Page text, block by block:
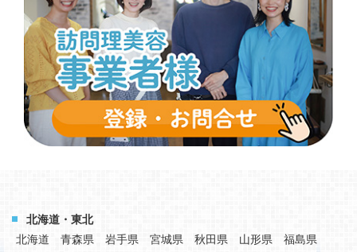
北海道・東北
北海道
青森県 岩手県 宮城県 秋田県 山形県 福島県